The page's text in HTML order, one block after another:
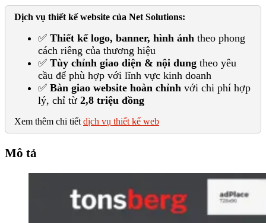
Dịch vụ thiết kế website của Net Solutions:
✅ Thiết kế logo, banner, hình ảnh theo phong
cách riêng của thương hiệu
✅ Tùy chỉnh giao diện & nội dung theo yêu
cầu để phù hợp với lĩnh vực kinh doanh
✅ Bàn giao website hoàn chỉnh với chi phí hợp
lý, chỉ từ 2,8 triệu đồng
Xem thêm chi tiết dịch vụ thiết kế web
Mô tả